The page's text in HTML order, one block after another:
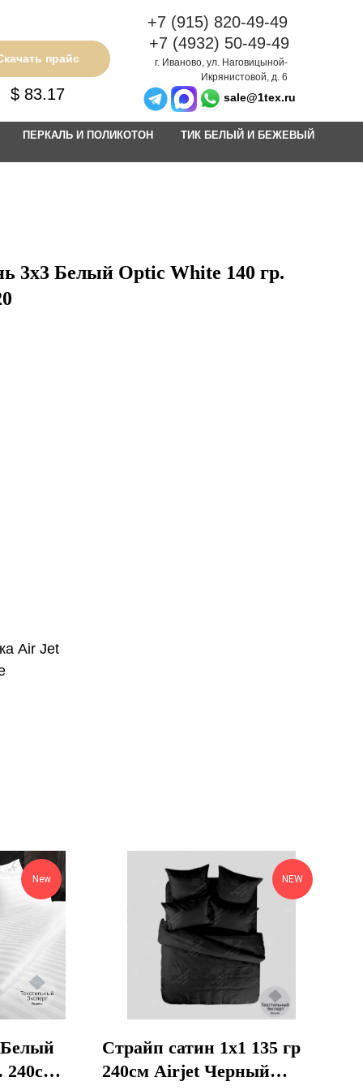
+7 (915) 820-49-49
г. Иваново, ул. Наговицыной-
Икрянистовой, д. 6
прайс
$ 83.17 sale@1tex.ru
+7 (4932) 50-49-49
ПЕРКАЛЬ И ПОЛИКОТОН
ТИК БЕЛЫЙ И БЕЖЕВЫЙ
3х3 Белый Optic White 140 гр.
Air Jet
New
240см
NEW
Страйп сатин 1х1 135 гр
240см Airjet Черный